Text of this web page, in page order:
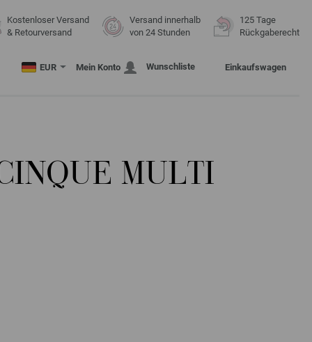
Kostenloser Versand
& Retourversand
Versand innerhalb
von 24 Stunden
125 Tage
Rückgaberecht
EUR Mein Konto Wunschliste Einkaufswagen
MULTI